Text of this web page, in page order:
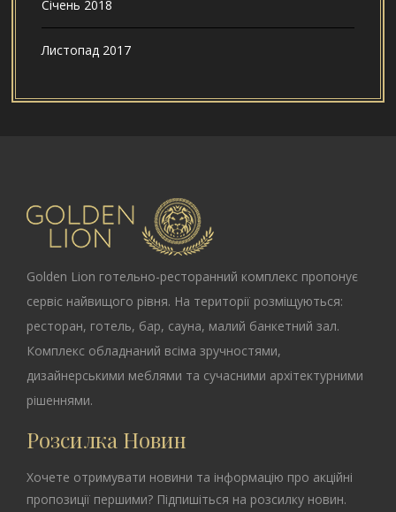
Січень 2018
Листопад 2017
Golden Lion готельно-ресторанний комплекс пропонує
сервіс найвищого рівня. На території розміщуються:
ресторан, готель, бар, сауна, малий банкетний зал.
Комплекс обладнаний всіма зручностями,
дизайнерськими меблями та сучасними архітектурними
рішеннями.
Розсилка Новин
Хочете отримувати новини та інформацію про акційні
пропозиції першими? Підпишіться на розсилку новин.